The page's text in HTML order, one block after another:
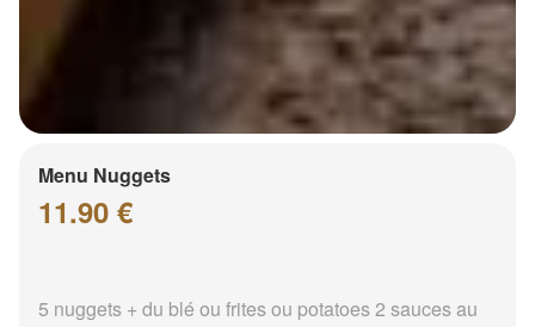
Menu Nuggets
11.90 €
5 nuggets + du blé ou frites ou potatoes 2 sauces au